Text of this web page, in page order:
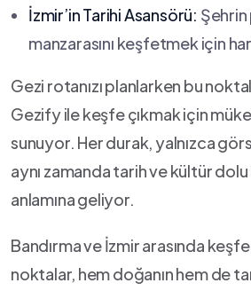
İzmir’in Tarihi Asansörü:
manzarasını keşfetmek için
Gezi ‌rotanızı planlarken ‍bu
Gezify ile keşfe çıkmak için
sunuyor. Her ​durak, yalnızca​
aynı zamanda tarih​ ve kültür
anlamına geliyor.
Bandırma ve İzmir arasında
noktalar,⁢ hem doğanın hem de